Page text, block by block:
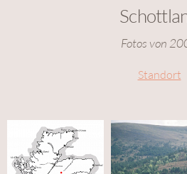
Fotos von
Standort